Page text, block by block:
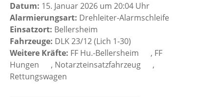
Datum: 15. Januar 2026 um 20:04 Uhr
Alarmierungsart: Drehleiter-Alarmschleife
Einsatzort: Bellersheim
Fahrzeuge: DLK 23/12 (Lich 1-30)
Weitere Kräfte: FF Hu.-Bellersheim
, FF
Hungen
, Notarzteinsatzfahrzeug
,
Rettungswagen